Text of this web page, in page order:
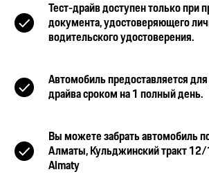
Тест-драйв доступен только при
документа, удостоверяющего
водительского удостоверения.
Автомобиль предоставляется
драйва сроком на 1 полный день.
Вы можете забрать автомобиль
Алматы, Кульджинский тракт 12/
Almaty